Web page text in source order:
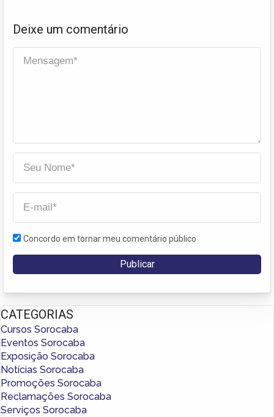
Deixe um comentário
Concordo em tornar meu comentário público
CATEGORIAS
Cursos Sorocaba
Eventos Sorocaba
Exposição Sorocaba
Notícias Sorocaba
Promoções Sorocaba
Reclamações Sorocaba
Serviços Sorocaba